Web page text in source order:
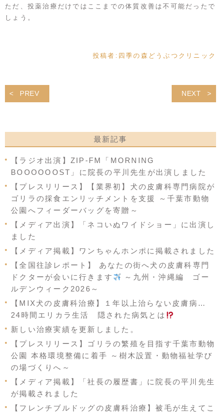
ただ、投薬治療だけではここまでの体質改善は不可能だったで
しょう。
投稿者: 四季の森どうぶつクリニック
PREV NEXT
最新記事
【ラジオ出演】ZIP-FM「MORNING
BOOOOOOST」に院長の平川先生が出演しました
【プレスリリース】【業界初】犬の皮膚科専門病院が
ゴリラの採食エンリッチメントを支援 ～千葉市動物
公園へフィーダーバッグを寄贈～
【メディア出演】「ネコいぬワイドショー」に出演し
ました
【メディア掲載】ワンちゃんホンポに掲載されました
【全国往診レポート】 あなたの街へ犬の皮膚科専門
ドクターが会いに行きます
～九州・沖縄編 ゴー
ルデンウィーク2026～
【MIX犬の皮膚科治療】１年以上治らない皮膚病…
24時間エリカラ生活 隠された病気とは
新しい治療実績を更新しました。
【プレスリリース】ゴリラの繁殖を目指す千葉市動物
公園 本格環境整備に着手 ～樹木設置・動物福祉学び
の場づくりへ～
【メディア掲載】「社長の履歴書」に院長の平川先生
が掲載されました
【フレンチブルドッグの皮膚科治療】被毛が生えてこ